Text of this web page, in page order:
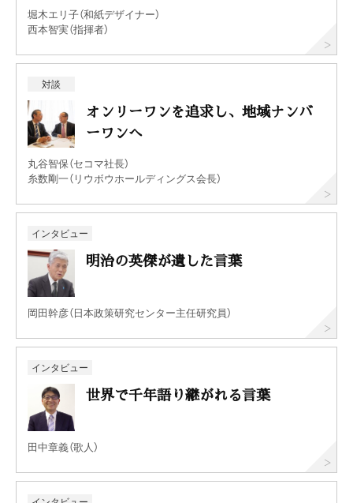
堀木エリ子（和紙デザイナー）
西本智実（指揮者）
対談
オンリーワンを追求し、地域ナンバ
ーワンへ
丸谷智保（セコマ社長）
糸数剛一（リウボウホールディングス会長）
インタビュー
明治の英傑が遺した言葉
岡田幹彦（日本政策研究センター主任研究員）
インタビュー
世界で千年語り継がれる言葉
田中章義（歌人）